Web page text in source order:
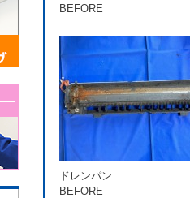
BEFORE
ドレンパン
BEFORE